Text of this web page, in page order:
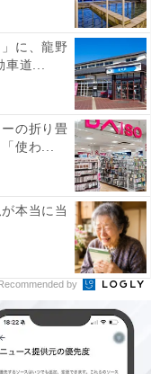
ールもページごと
動中や待ち時間で
。
に、龍野
道...
の折り畳
使わ...
本当に当
by